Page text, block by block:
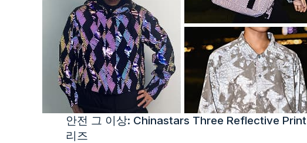
안전 그 이상: Chinastars Three Reflective
리즈